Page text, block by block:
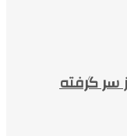
سر گرفته